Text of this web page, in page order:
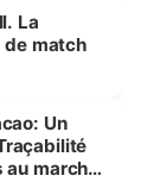
La
de match
Un
au marché